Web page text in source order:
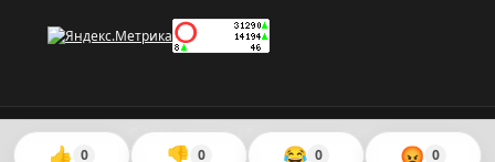
👍 0 👎 0 😂 0 😡 0
© 2026. KZNEWS.KZ ақпарат агенттігі